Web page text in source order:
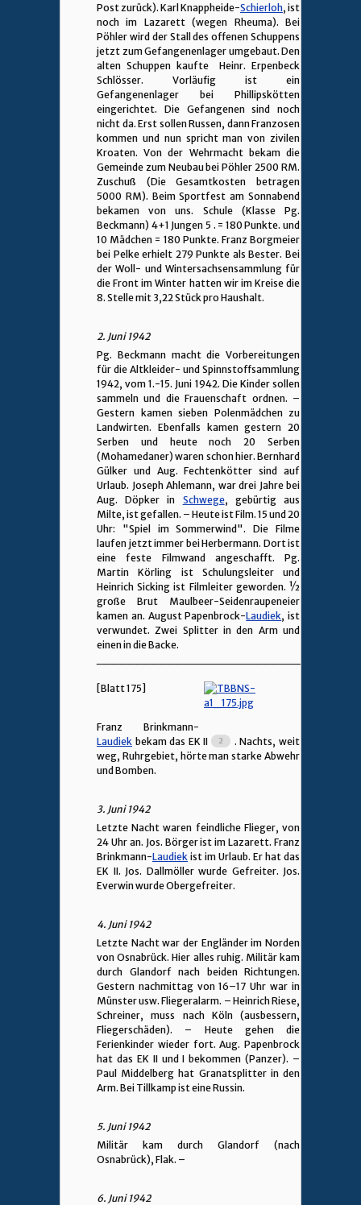
Post zurück). Karl Knappheide-Schierloh, ist
noch im Lazarett (wegen Rheuma). Bei
Pöhler wird der Stall des offenen Schuppens
jetzt zum Gefangenenlager umgebaut. Den
alten Schuppen kaufte Heinr. Erpenbeck
Schlösser. Vorläufig ist ein
Gefangenenlager bei Phillipskötten
eingerichtet. Die Gefangenen sind noch
nicht da. Erst sollen Russen, dann Franzosen
kommen und nun spricht man von zivilen
Kroaten. Von der Wehrmacht bekam die
Gemeinde zum Neubau bei Pöhler 2500 RM.
Zuschuß (Die Gesamtkosten betragen
5000 RM). Beim Sportfest am Sonnabend
bekamen von uns. Schule (Klasse Pg.
Beckmann) 4+1 Jungen 5 . = 180 Punkte. und
10 Mädchen = 180 Punkte. Franz Borgmeier
bei Pelke erhielt 279 Punkte als Bester. Bei
der Woll- und Wintersachsensammlung für
die Front im Winter hatten wir im Kreise die
8. Stelle mit 3,22 Stück pro Haushalt.
2. Juni 1942
Pg. Beckmann macht die Vorbereitungen
für die Altkleider- und Spinnstoffsammlung
1942, vom 1.-15. Juni 1942. Die Kinder sollen
sammeln und die Frauenschaft ordnen. –
Gestern kamen sieben Polenmädchen zu
Landwirten. Ebenfalls kamen gestern 20
Serben und heute noch 20 Serben
(Mohamedaner) waren schon hier. Bernhard
Gülker und Aug. Fechtenkötter sind auf
Urlaub. Joseph Ahlemann, war drei Jahre bei
Aug. Döpker in Schwege, gebürtig aus
Milte, ist gefallen. – Heute ist Film. 15 und 20
Uhr: "Spiel im Sommerwind". Die Filme
laufen jetzt immer bei Herbermann. Dort ist
eine feste Filmwand angeschafft. Pg.
Martin Körling ist Schulungsleiter und
Heinrich Sicking ist Filmleiter geworden. ½
große Brut Maulbeer-Seidenraupeneier
kamen an. August Papenbrock-Laudiek, ist
verwundet. Zwei Splitter in den Arm und
einen in die Backe.
[Blatt 175]
Franz Brinkmann-
Laudiek bekam das EK II
. Nachts, weit
weg, Ruhrgebiet, hörte man starke Abwehr
und Bomben.
3. Juni 1942
Letzte Nacht waren feindliche Flieger, von
24 Uhr an. Jos. Börger ist im Lazarett. Franz
Brinkmann-Laudiek ist im Urlaub. Er hat das
EK II. Jos. Dallmöller wurde Gefreiter. Jos.
Everwin wurde Obergefreiter.
4. Juni 1942
Letzte Nacht war der Engländer im Norden
von Osnabrück. Hier alles ruhig. Militär kam
durch Glandorf nach beiden Richtungen.
Gestern nachmittag von 16–17 Uhr war in
Münster usw. Fliegeralarm. – Heinrich Riese,
Schreiner, muss nach Köln (ausbessern,
Fliegerschäden). – Heute gehen die
Ferienkinder wieder fort. Aug. Papenbrock
hat das EK II und I bekommen (Panzer). –
Paul Middelberg hat Granatsplitter in den
Arm. Bei Tillkamp ist eine Russin.
5. Juni 1942
Militär kam durch Glandorf (nach
Osnabrück), Flak. –
6. Juni 1942